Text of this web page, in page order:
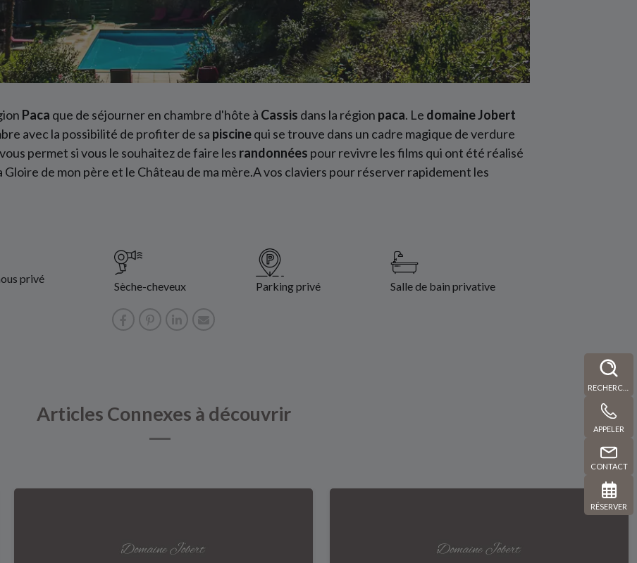
APPELER
CONTACT
RÉSERVER
Paca que de séjourner en chambre d'hôte à Cassis dans la région paca. Le domaine Jobert
avec la possibilité de profiter de sa piscinequi se trouve dans un cadre magique de verdure
permet si vous le souhaitez de faire les randonnées pour revivre les films qui ont été réalisé
Gloire de mon père et le Château de ma mère.A vos claviers pour réserver rapidement les
privé
Sèche-cheveux Parking privé Salle de bain privative
Articles Connexes à découvrir